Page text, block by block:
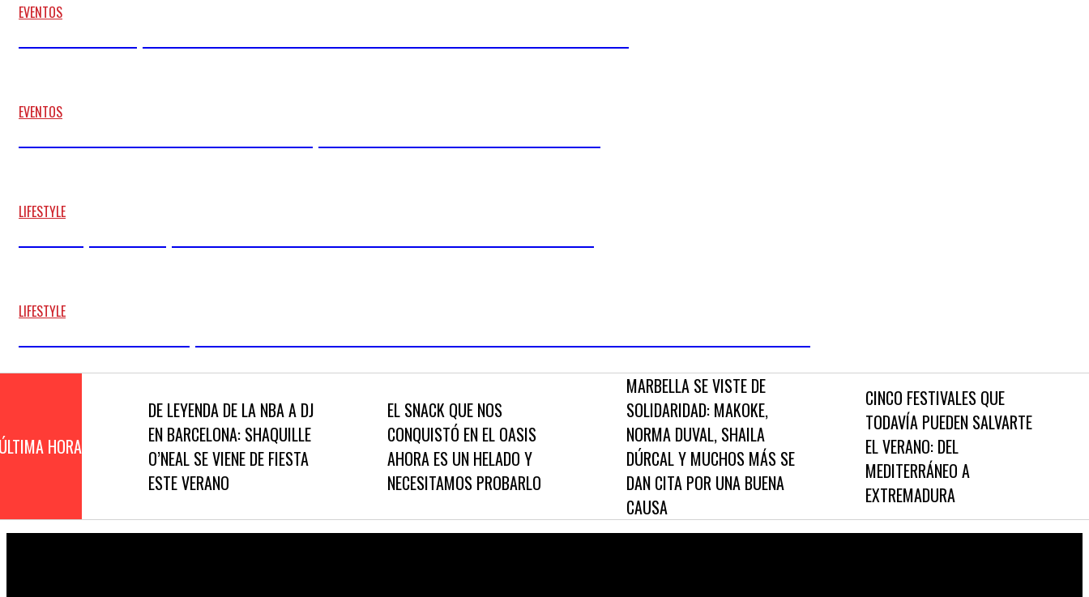
EVENTOS
EVENTOS
LIFESTYLE
LIFESTYLE
HORA
DE LEYENDA DE LA NBA A DJ
EN BARCELONA: SHAQUILLE
O’NEAL SE VIENE DE FIESTA
ESTE VERANO
EL SNACK QUE NOS
CONQUISTÓ EN EL OASIS
AHORA ES UN HELADO Y
NECESITAMOS PROBARLO
MARBELLA SE VISTE DE
SOLIDARIDAD: MAKOKE,
NORMA DUVAL, SHAILA
DÚRCAL Y MUCHOS MÁS SE
DAN CITA POR UNA BUENA
CAUSA
CINCO FESTIVALES QUE
TODAVÍA PUEDEN SALVARTE
EL VERANO: DEL
MEDITERRÁNEO A
EXTREMADURA